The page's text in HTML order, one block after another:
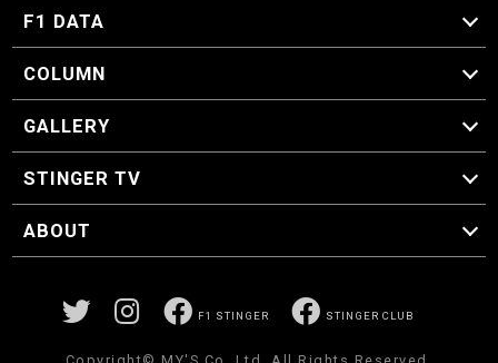
F1 ニュース
F1 DATA
F1 日程
F1 データ
COLUMN
マイ・ワンダフル・サーキット
スクーデリア・一方通行
F1に燃え、ゴルフに泣く日々。
スティングくんの部屋
GALLERY
GALLERY
STINGER TV
STINGER TV
ABOUT
F1 STINGER STINGER CLUB